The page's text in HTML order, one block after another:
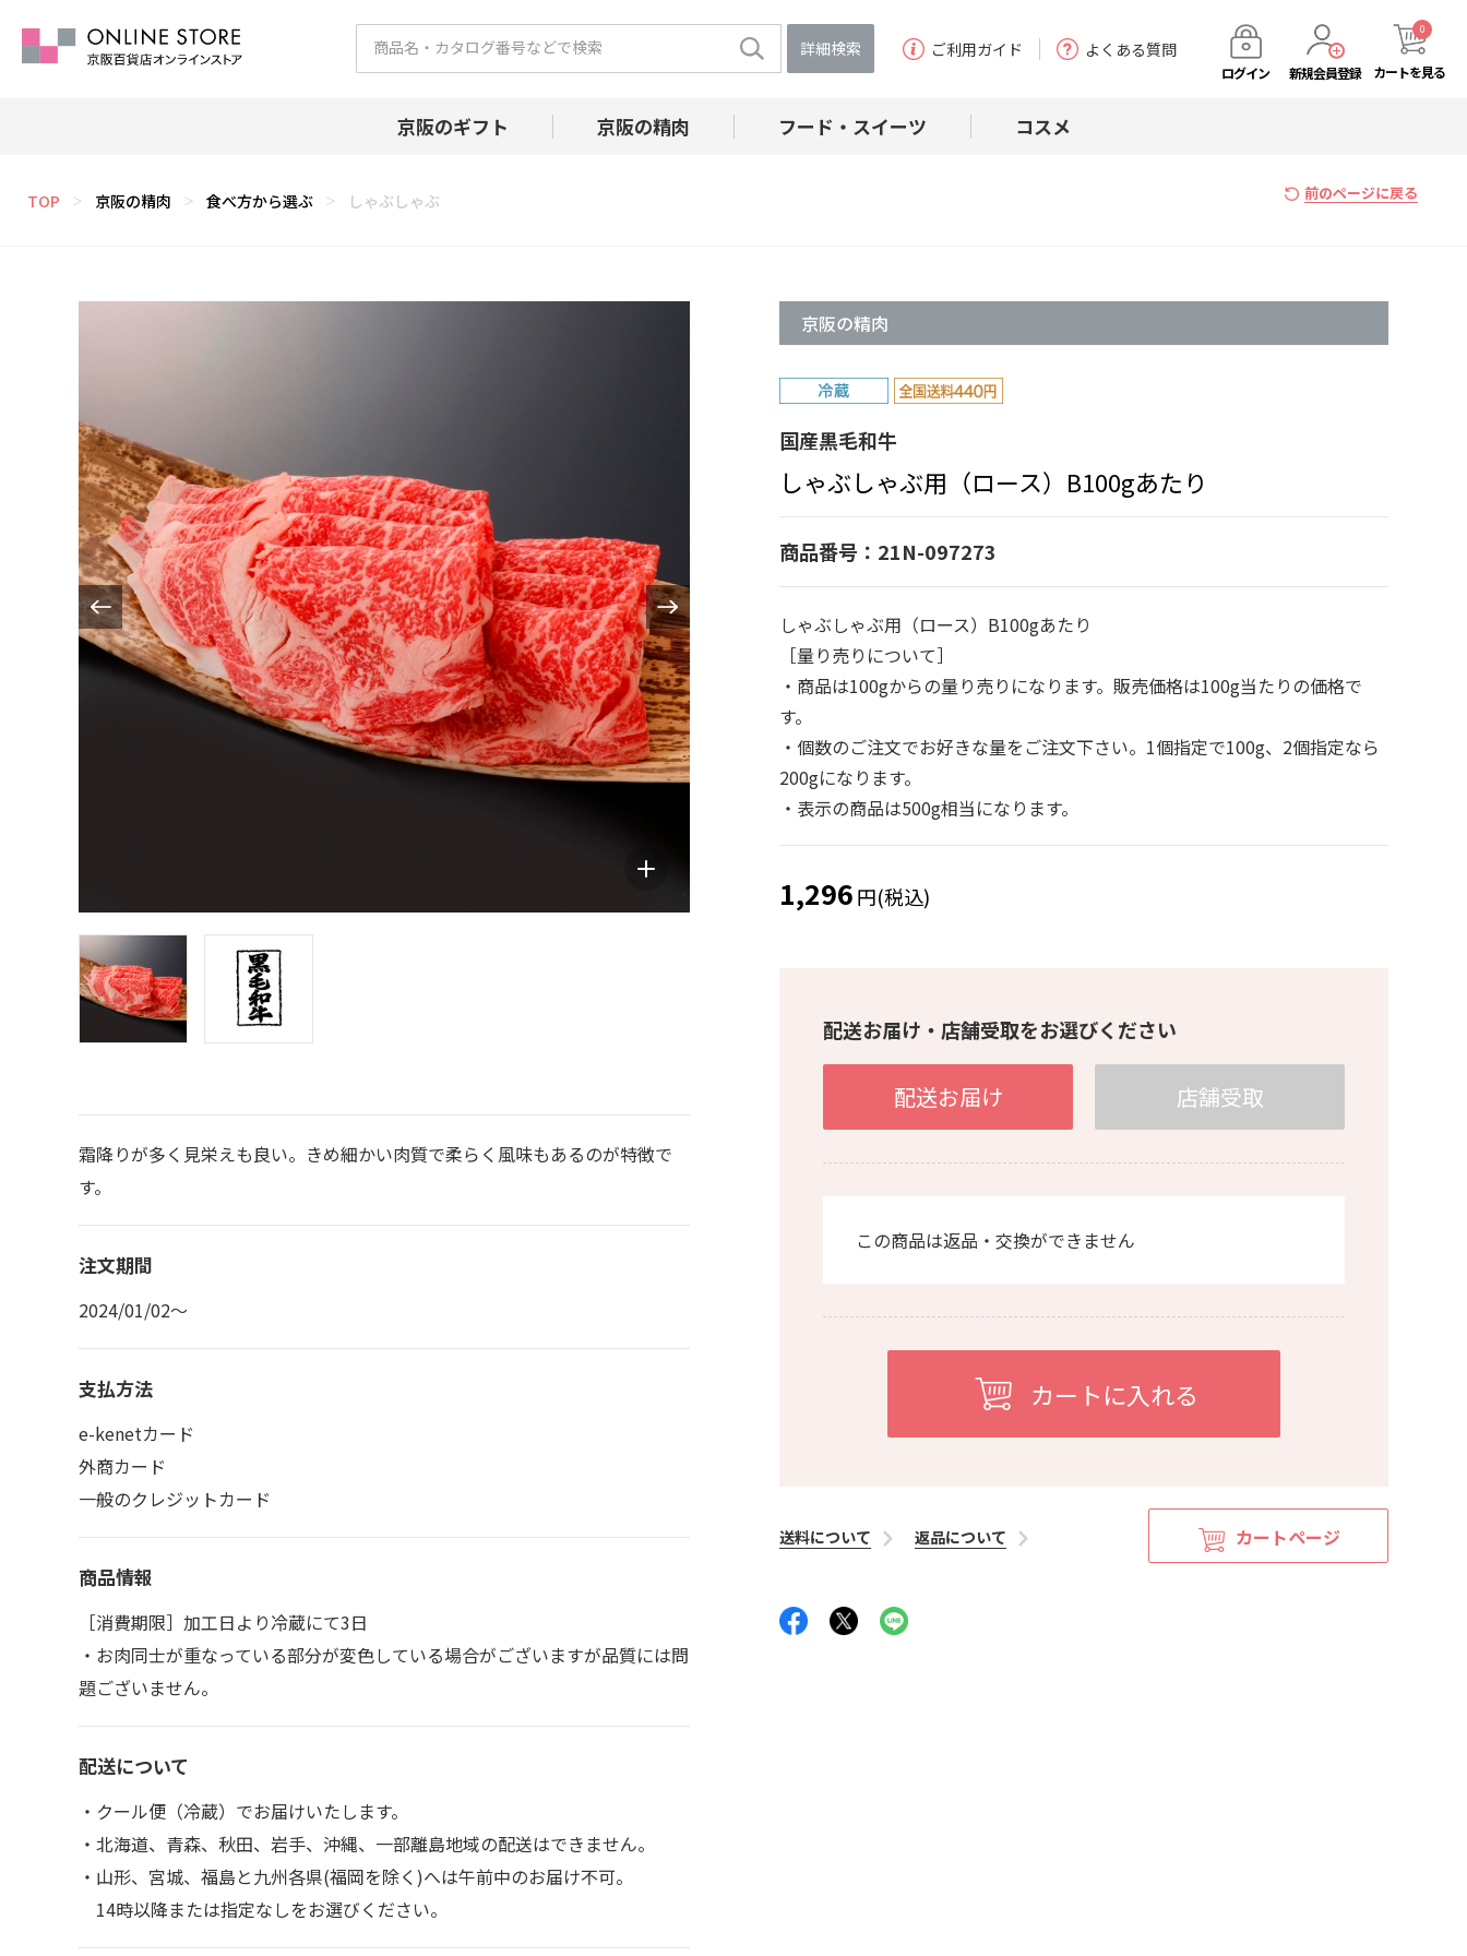
詳細検索 ご利用ガイド よくある質問
ログイン 新規会員登録 カートを見る
0
京阪のギフト 京阪の精肉 フード・スイーツ コスメ
TOP ＞ 京阪の精肉 ＞ 食べ方から選ぶ ＞ しゃぶしゃぶ 前のページに戻る
霜降りが多く見栄えも良い。きめ細かい肉質で柔らく風味もあるのが特徴で
す。
注文期間
2024/01/02～
支払方法
e-kenetカード
外商カード
一般のクレジットカード
商品情報
［消費期限］加工日より冷蔵にて3日
・お肉同士が重なっている部分が変色している場合がございますが品質には問
題ございません。
配送について
・クール便（冷蔵）でお届けいたします。
・北海道、青森、秋田、岩手、沖縄、一部離島地域の配送はできません。
・山形、宮城、福島と九州各県(福岡を除く)へは午前中のお届け不可。
14時以降または指定なしをお選びください。
京阪の精肉
国産黒毛和牛
しゃぶしゃぶ用（ロース）B100gあたり
商品番号：21N-097273
しゃぶしゃぶ用（ロース）B100gあたり
［量り売りについて］
・商品は100gからの量り売りになります。販売価格は100g当たりの価格で
す。
・個数のご注文でお好きな量をご注文下さい。1個指定で100g、2個指定なら
200gになります。
・表示の商品は500g相当になります。
1,296円(税込)
配送お届け・店舗受取をお選びください
配送お届け 店舗受取
この商品は返品・交換ができません
送料について 返品について カートページ